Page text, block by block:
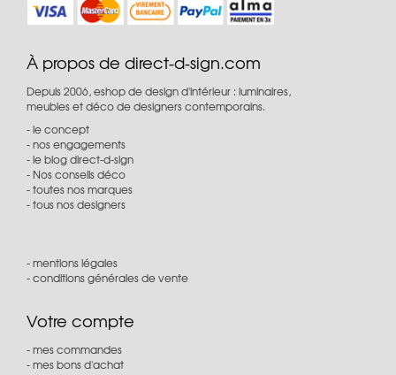
À propos de direct-d-sign.com
Depuis 2006, eshop de design d'intérieur : luminaires,
meubles et déco de designers contemporains.
le concept
nos engagements
le blog direct-d-sign
Nos conseils déco
toutes nos marques
tous nos designers
mentions légales
conditions générales de vente
Votre compte
mes commandes
mes bons d'achat